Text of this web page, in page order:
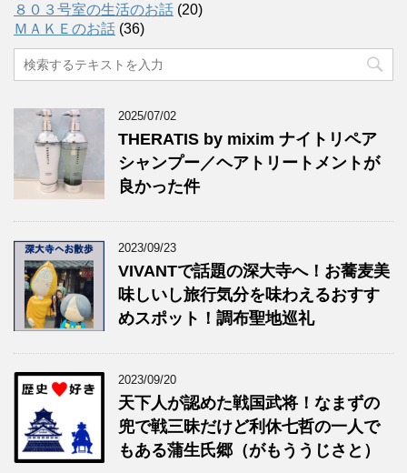
８０３号室の生活のお話 (20)
ＭＡＫＥのお話 (36)
2025/07/02
THERATIS by mixim ナイトリペア
シャンプー／ヘアトリートメントが
良かった件
2023/09/23
VIVANTで話題の深大寺へ！お蕎麦美
味しいし旅行気分を味わえるおすす
めスポット！調布聖地巡礼
2023/09/20
天下人が認めた戦国武将！なまずの
兜で戦三昧だけど利休七哲の一人で
もある蒲生氏郷（がもううじさと）